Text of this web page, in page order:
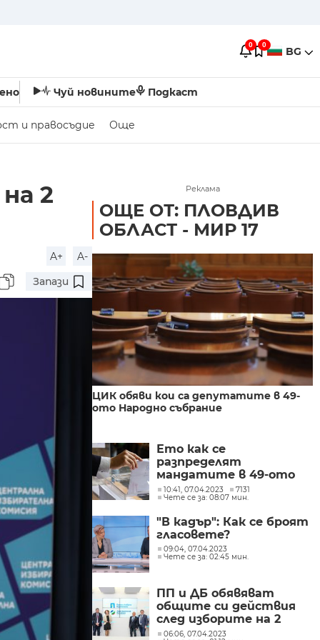
0 0 BG
Чуй новините Подкаст
и правосъдие Още
2
A+
A-
Запази
Реклама
ОЩЕ ОТ: ПЛОВДИВ
ОБЛАСТ - МИР 17
ЦИК обяви кои са депутатите в 49-
ото Народно събрание
Ето как се
разпределят
мандатите в 49-ото
Народно събрание
10:41, 07.04.2023
7131
Чете се за: 08:07 мин.
"В кадър": Как се броят
гласовете?
09:04, 07.04.2023
Чете се за: 02:45 мин.
ПП и ДБ обявяват
общите си действия
след изборите на 2
април
06:06, 07.04.2023